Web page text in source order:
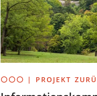
⚪⚪⚪ | PROJEKT